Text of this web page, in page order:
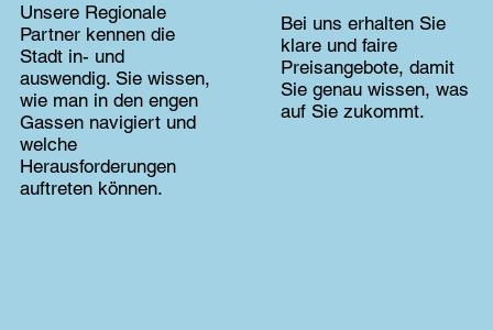
Unsere Regionale
Partner kennen die
Stadt in- und
auswendig. Sie wissen,
wie man in den engen
Gassen navigiert und
welche
Herausforderungen
auftreten können.
Bei uns erhalten Sie
klare und faire
Preisangebote, damit
Sie genau wissen, was
auf Sie zukommt.